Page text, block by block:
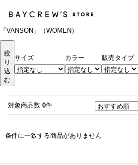
「VANSON」（WOMEN）
絞
り
込
む
サイズ カラー 販売タイプ
対象商品数 0件
条件に一致する商品がありません